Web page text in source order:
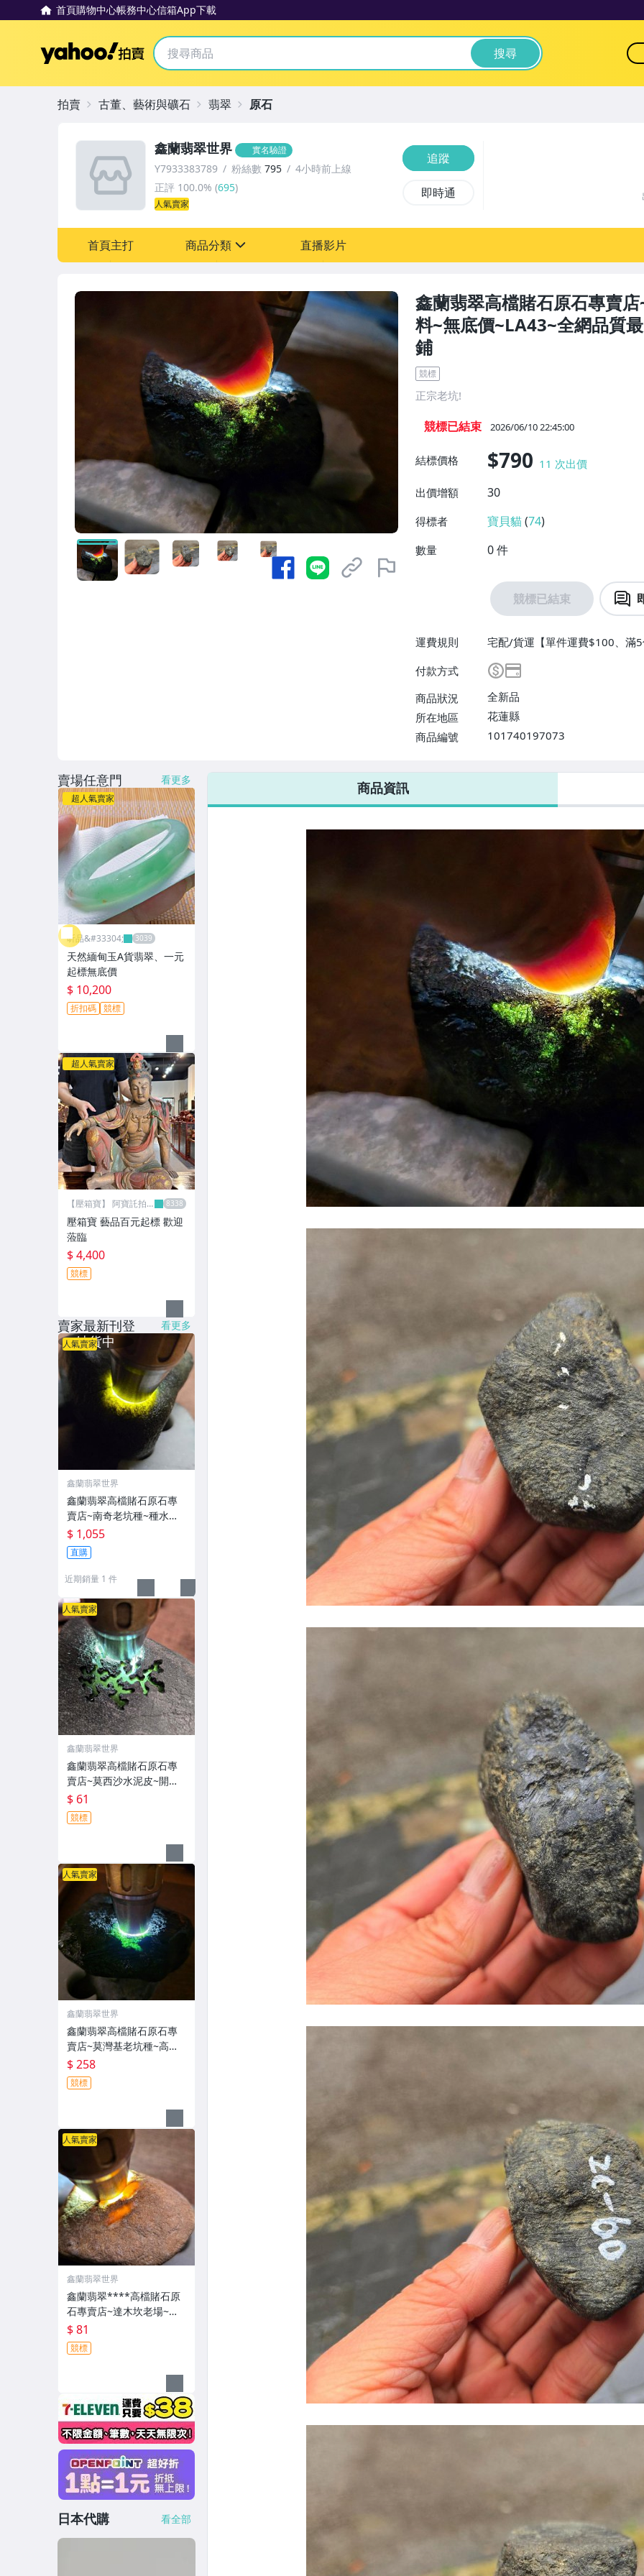
首頁購物中心帳務中心信箱App下載
Yahoo拍賣 搜尋
鑫蘭翡翠高檔賭石原石專賣
料~無底價~LA43~全網品質
鋪
競標
正宗老坑!
競標已結束 2026/06/10 22:45:00
結標價格 $790 11 次出價
出價增額
30
得標者 寶貝貓 (74)
數量 0件
競標已結束
運費規則
宅配/貨運【單件運費$100、滿
付款方式
商品狀況
全新品
所在地區
花蓮縣
商品編號
101740197073
鑫蘭翡翠世界 實名驗證
Y7933383789 粉絲數 795
4小時前上線
正評 100.0% (695)
人氣賣家
追蹤
即時通
首頁主打 商品分類 直播影片
拍賣 古董、藝術與礦石 翡翠 原石
商品資訊
賣場任意門 看更多
超人氣賣家
昕品&#33304;
天然緬甸玉A貨翡翠、一元
起標無底價
$ 10,200
折扣碼 競標
超人氣賣家
【壓箱寶】 阿寶託拍
壓箱寶 藝品百元起標 歡迎
蒞臨
$ 4,400
競標
賣家最新刊登 看更多
人氣賣家
鑫蘭翡翠世界
鑫蘭翡翠高檔賭石原石專
賣店~南奇老坑種~種水色
料全賭石~LC38~"限Y2376
179596"下單'
$ 1,055
直購
近期銷量 1 件
人氣賣家
鑫蘭翡翠世界
鑫蘭翡翠高檔賭石原石專
賣店~莫西沙水泥皮~開窗
高化芙蓉~無底價~LC42~
全網品質最高拍賣價格最
底的優質店鋪
$ 61
競標
人氣賣家
鑫蘭翡翠世界
鑫蘭翡翠高檔賭石原石專
賣店~莫灣基老坑種~高種
水色料~無底價~LC40~全
網品質最高拍賣價格最底
的優質店鋪
$ 258
競標
人氣賣家
鑫蘭翡翠世界
鑫蘭翡翠****高檔賭石原
石專賣店~達木坎老場~冰
黃全賭石~一元起拍無底
價-LB20
$ 81
競標
日本代購 看全部